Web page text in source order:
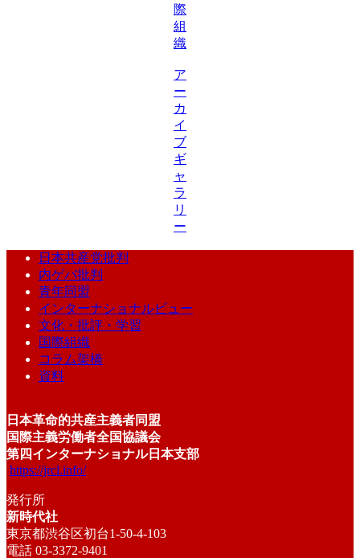
際
組
織
ア
ー
カ
イ
ブ
ギ
ャ
ラ
リ
ー
日本共産党批判
内ゲバ批判
青年同盟
インターナショナルビュー
文化・批評・学習
国際組織
コラム架橋
資料
日本革命的共産主義者同盟
国際主義労働者全国協議会
第四インターナショナル日本支部
https://jrcl.info/
発行所
新時代社
東京都渋谷区初台1-50-4-103
電話 03-3372-9401